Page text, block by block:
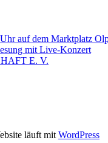
auf dem Marktplatz
mit Live-Konzert
E. V.
läuft mitWordPress